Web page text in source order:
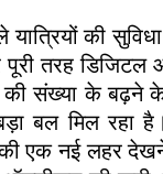
की
पूरी तरह
की संख्या के बढ़ने
बड़ा बल मिल
की एक नई लहर